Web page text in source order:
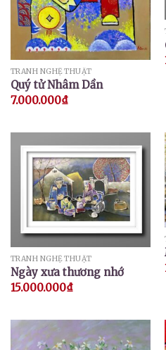
TRANH NGHỆ THUẬT
Quý tử Nhâm Dần
7.000.000₫
TRANH NGHỆ THUẬT
Ngày xưa thương nhớ
15.000.000₫